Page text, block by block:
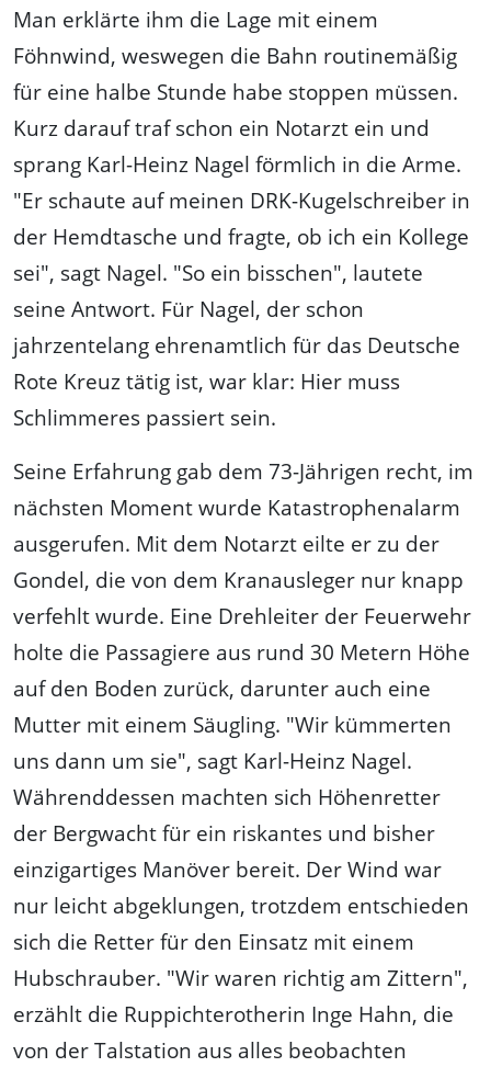
Man erklärte ihm die Lage mit einem
Föhnwind, weswegen die Bahn routinemäßig
für eine halbe Stunde habe stoppen müssen.
Kurz darauf traf schon ein Notarzt ein und
sprang Karl-Heinz Nagel förmlich in die Arme.
"Er schaute auf meinen DRK-Kugelschreiber in
der Hemdtasche und fragte, ob ich ein Kollege
sei", sagt Nagel. "So ein bisschen", lautete
seine Antwort. Für Nagel, der schon
jahrzentelang ehrenamtlich für das Deutsche
Rote Kreuz tätig ist, war klar: Hier muss
Schlimmeres passiert sein.
Seine Erfahrung gab dem 73-Jährigen recht, im
nächsten Moment wurde Katastrophenalarm
ausgerufen. Mit dem Notarzt eilte er zu der
Gondel, die von dem Kranausleger nur knapp
verfehlt wurde. Eine Drehleiter der Feuerwehr
holte die Passagiere aus rund 30 Metern Höhe
auf den Boden zurück, darunter auch eine
Mutter mit einem Säugling. "Wir kümmerten
uns dann um sie", sagt Karl-Heinz Nagel.
Währenddessen machten sich Höhenretter
der Bergwacht für ein riskantes und bisher
einzigartiges Manöver bereit. Der Wind war
nur leicht abgeklungen, trotzdem entschieden
sich die Retter für den Einsatz mit einem
Hubschrauber. "Wir waren richtig am Zittern",
erzählt die Ruppichterotherin Inge Hahn, die
von der Talstation aus alles beobachten